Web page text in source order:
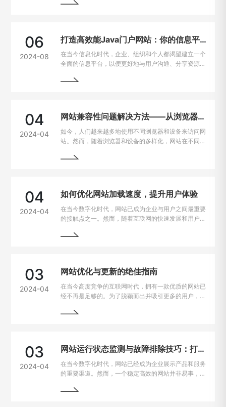
的热门选择。
06
2024-08
打造高效能Java门户网站：你的信息平台解决方案
在当今信息化时代，企业、组织和个人都渴望建立一个
全面的信息平台，以便更好地与用户沟通、分享资源和
为构建门户网站的首选技术之一。
04
2024-04
网站兼容性问题解决方法——从浏览器到设备的完美适配
如今，人们越来越多地使用不同浏览器和设备来访问网
站。然而，随着浏览器和设备的多样化，网站在不同平
在电脑、手机、平板上都能有良好的使用体验，我们需
04
2024-04
如何优化网站加载速度，提升用户体验
在当今数字化时代，网站已成为企业与用户之间最重要
的接触点之一。然而，随着互联网的快速发展和用户需
重要因素。一般来说，如果一个网站的加载速度过慢，
验，成为了每个网站主的重要课题。
03
2024-04
网站优化与更新的绝佳指南
在当今高度竞争的互联网时代，拥有一款优质的网站已
经不再是足够的。为了脱颖而出并吸引更多的用户，持
如何进行网站的持续优化与更新，以帮助您实现网站的
03
2024-04
网站运行状态监测与故障排除技巧：打造稳定高效的在线平台
在当今数字化时代，网站已经成为企业展示产品和服务
的重要渠道。然而，一个稳定高效的网站并非易事，因
绍一些运行状态监测与故障排除的技巧，帮助网站管理